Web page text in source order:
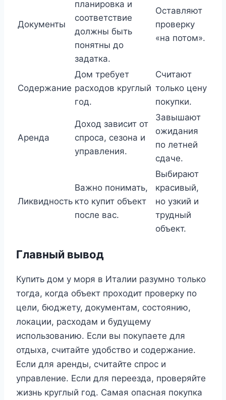
Документы
планировка и
соответствие
должны быть
понятны до
задатка.
Оставляют
проверку
«на потом».
Содержание
Дом требует
расходов круглый
год.
Считают
только цену
покупки.
Аренда
Доход зависит от
спроса, сезона и
управления.
Завышают
ожидания
по летней
сдаче.
Ликвидность
Важно понимать,
кто купит объект
после вас.
Выбирают
красивый,
но узкий и
трудный
объект.
Главный вывод
Купить дом у моря в Италии разумно только
тогда, когда объект проходит проверку по
цели, бюджету, документам, состоянию,
локации, расходам и будущему
использованию. Если вы покупаете для
отдыха, считайте удобство и содержание.
Если для аренды, считайте спрос и
управление. Если для переезда, проверяйте
жизнь круглый год. Самая опасная покупка